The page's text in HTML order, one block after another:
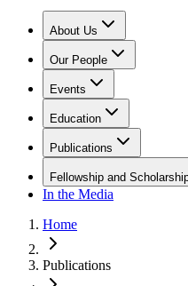
About Us
Our People
Events
Education
Publications
Fellowship and
In the Media
Home
Publications